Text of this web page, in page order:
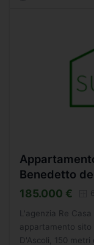
Benedetto
185.000 €
L'agenzia Re
appartamento sito
D'Ascoli, 150